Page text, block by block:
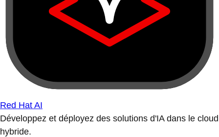
Red Hat AI
Développez et déployez des solutions d'IA dans le cloud
hybride.